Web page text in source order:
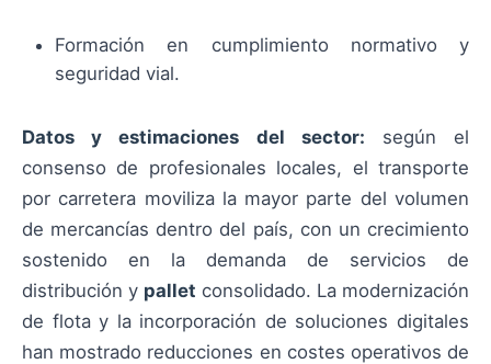
Formación en cumplimiento normativo y
seguridad vial.
Datos y estimaciones del sector: según el
consenso de profesionales locales, el transporte
por carretera moviliza la mayor parte del volumen
de mercancías dentro del país, con un crecimiento
sostenido en la demanda de servicios de
distribución y pallet consolidado. La modernización
de flota y la incorporación de soluciones digitales
han mostrado reducciones en costes operativos de